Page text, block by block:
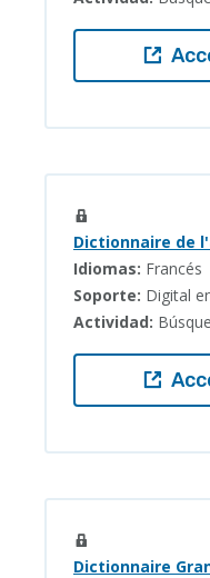
Dictionnaire de
Idiomas: Francés
Soporte: Digital
Actividad:
Dictionnaire